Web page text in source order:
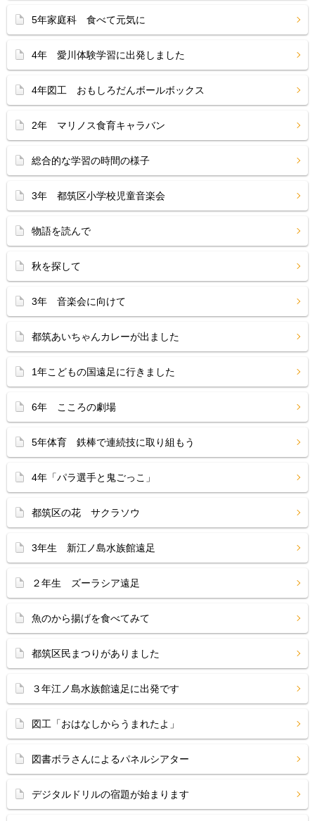
5年家庭科 食べて元気に
4年 愛川体験学習に出発しました
4年図工 おもしろだんボールボックス
2年 マリノス食育キャラバン
総合的な学習の時間の様子
3年 都筑区小学校児童音楽会
物語を読んで
秋を探して
3年 音楽会に向けて
都筑あいちゃんカレーが出ました
1年こどもの国遠足に行きました
6年 こころの劇場
5年体育 鉄棒で連続技に取り組もう
4年「パラ選手と鬼ごっこ」
都筑区の花 サクラソウ
3年生 新江ノ島水族館遠足
２年生 ズーラシア遠足
魚のから揚げを食べてみて
都筑区民まつりがありました
３年江ノ島水族館遠足に出発です
図工「おはなしからうまれたよ」
図書ボラさんによるパネルシアター
デジタルドリルの宿題が始まります